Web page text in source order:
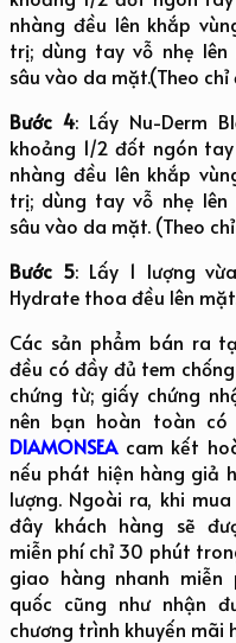
nhàng đều lên khắp
trị; dùng tay vỗ nhẹ
sâu vào da mặt.(Theo chỉ
Bước 4: Lấy Nu-Derm
khoảng 1/2 đốt ngón
nhàng đều lên khắp
trị; dùng tay vỗ nhẹ
sâu vào da mặt. (Theo
Bước 5: Lấy 1 lượng
Hydrate thoa đều lên
Các sản phẩm bán ra
đều có đầy đủ tem
chứng từ; giấy chứng
nên bạn hoàn toàn
DIAMONSEAcam kết
nếu phát hiện hàng giả
lượng. Ngoài ra, khi
đây khách hàng sẽ
miễn phí chỉ 30 phút
giao hàng nhanh
quốc cũng như nhận
chương trình khuyến mãi